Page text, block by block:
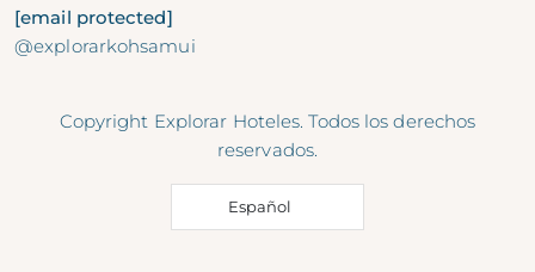
[email protected]
@explorarkohsamui
Copyright Explorar Hoteles. Todos los derechos
reservados.
Español